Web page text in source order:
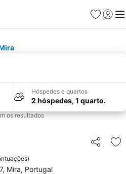
Favoritos
Iniciar
Hóspedes e quartos
2 hóspedes, 1 quarto.
os resultados
Partilhar
)
Mira, Portugal